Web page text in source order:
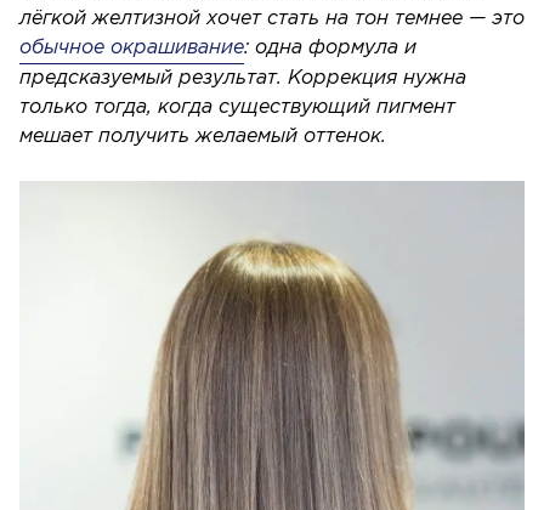
лёгкой желтизной хочет стать на тон темнее — это
обычное окрашивание: одна формула и
предсказуемый результат. Коррекция нужна
только тогда, когда существующий пигмент
мешает получить желаемый оттенок.